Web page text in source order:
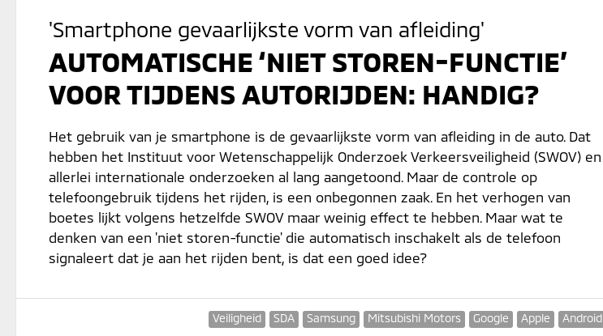
'Smartphone gevaarlijkste vorm van afleiding'
AUTOMATISCHE ‘NIET STOREN-FUNCTIE’
VOOR TIJDENS AUTORIJDEN: HANDIG?
Het gebruik van je smartphone is de gevaarlijkste vorm van afleiding in de auto. Dat
hebben het Instituut voor Wetenschappelijk Onderzoek Verkeersveiligheid (SWOV) en
allerlei internationale onderzoeken al lang aangetoond. Maar de controle op
telefoongebruik tijdens het rijden, is een onbegonnen zaak. En het verhogen van
boetes lijkt volgens hetzelfde SWOV maar weinig effect te hebben. Maar wat te
denken van een 'niet storen-functie' die automatisch inschakelt als de telefoon
signaleert dat je aan het rijden bent, is dat een goed idee?
Android
Apple
Google
Mitsubishi Motors
Samsung
SDA
Veiligheid